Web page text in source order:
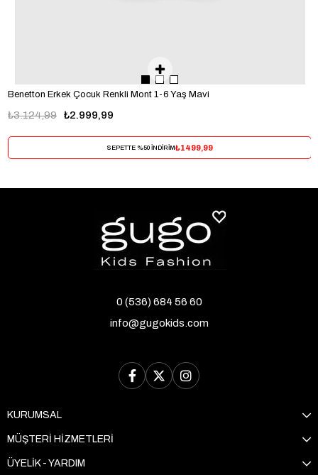
Benetton Erkek Çocuk Renkli Mont 1-6 Yaş Mavi
₺2.999,99
₺3.124,99
SEPETTE %50 İNDİRİM₺1499,99
0 (536) 684 56 60
info@gugokids.com
KURUMSAL
MÜŞTERİ HİZMETLERİ
ÜYELİK - YARDIM